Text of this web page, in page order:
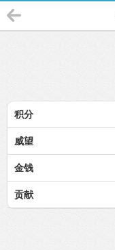
积分
威望
金钱
贡献